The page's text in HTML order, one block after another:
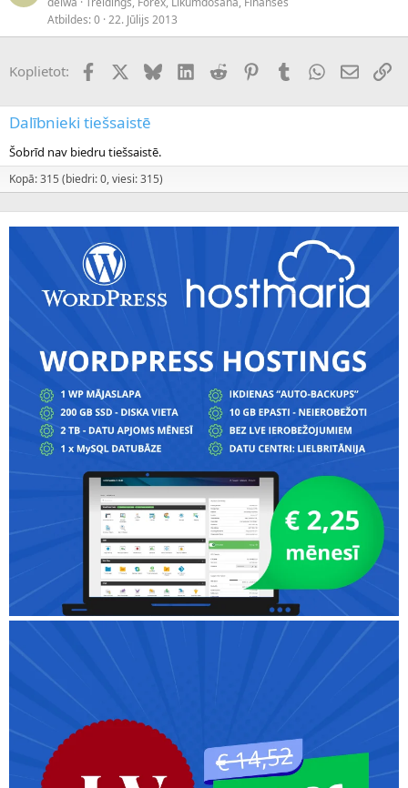
Atbildes 0 22. Jūlijs 2013
Koplietot: FacebookX (Twitter)
BlueskyLinkedInReddit PinterestTumblrWhatsApp
E-pasts
Dalībnieki tiešsaistē
Šobrīd nav biedru tiešsaistē.
Kopā: 315 (biedri: 0, viesi: 315)